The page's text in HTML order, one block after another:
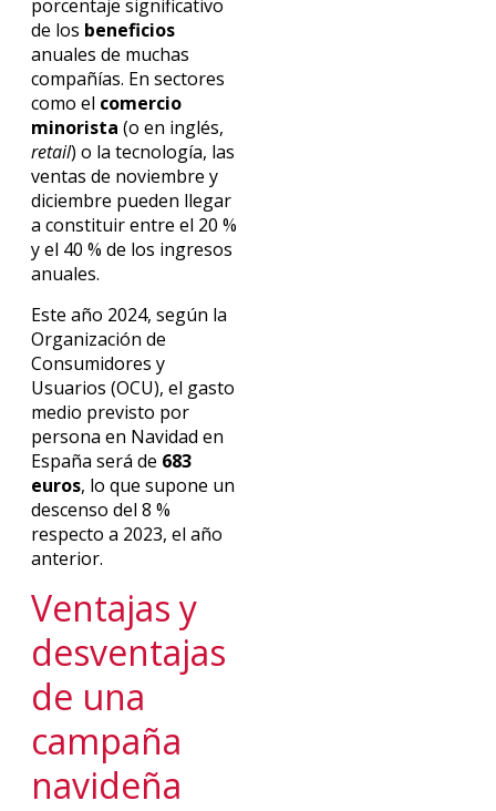
porcentaje significativo
de los beneficios
anuales de muchas
compañías. En sectores
como el comercio
minorista (o en inglés,
retail) o la tecnología, las
ventas de noviembre y
diciembre pueden llegar
a constituir entre el 20 %
y el 40 % de los ingresos
anuales.
Este año 2024, según la
Organización de
Consumidores y
Usuarios (OCU), el gasto
medio previsto por
persona en Navidad en
España será de 683
euros, lo que supone un
descenso del 8 %
respecto a 2023, el año
anterior.
Ventajas y
desventajas
de una
campaña
navideña